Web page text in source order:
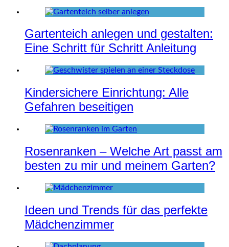
Gartenteich anlegen und gestalten:
Eine Schritt für Schritt Anleitung
Kindersichere Einrichtung: Alle
Gefahren beseitigen
Rosenranken – Welche Art passt am
besten zu mir und meinem Garten?
Ideen und Trends für das perfekte
Mädchenzimmer